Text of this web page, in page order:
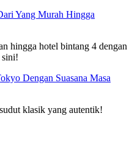
Yang Murah Hingga
hingga hotel bintang 4 dengan
sini!
Dengan Suasana Masa
klasik yang autentik!